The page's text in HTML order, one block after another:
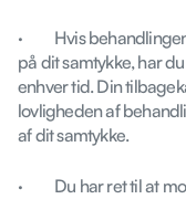
· Hvis behandlingen
på dit samtykke, har
enhver tid. Din
lovligheden af
af dit samtykke.
· Du har ret til at